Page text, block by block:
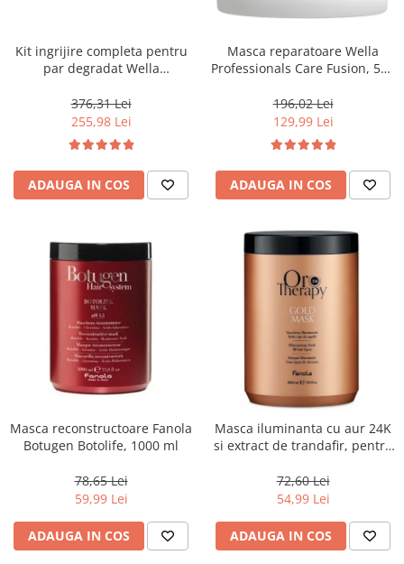
Kit ingrijire completa pentru
par degradat Wella
Salon Size
376,31 Lei
255,98 Lei
ADAUGA IN COS
Masca reparatoare Wella
Professionals Care Fusion, 500
196,02 Lei
129,99 Lei
ADAUGA IN COS
Masca reconstructoare Fanola
Botugen Botolife, 1000 ml
78,65 Lei
59,99 Lei
ADAUGA IN COS
Masca iluminanta cu aur 24K
si extract de trandafir, pentru
Oro Therapy, 1000 ml
72,60 Lei
54,99 Lei
ADAUGA IN COS